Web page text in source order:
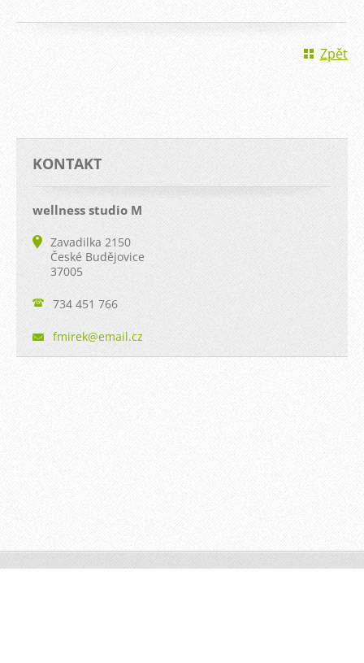
Zpět
KONTAKT
wellness studio M
Zavadilka 2150
České Budějovice
37005
734 451 766
fmirek@email.cz